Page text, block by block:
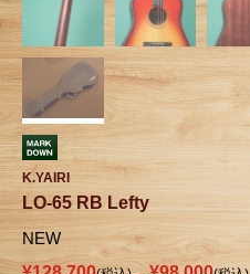
K.YAIRI
LO-65 RB Lefty
NEW